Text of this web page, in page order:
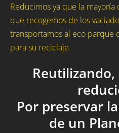
Reducimos ya que la
que recogemos de los
transportamos al eco parque
para su reciclaje.
Por preservar
de un